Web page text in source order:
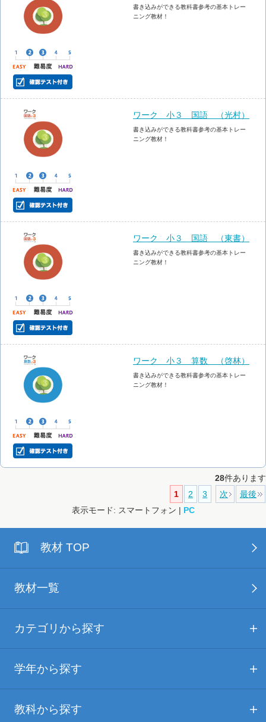
書き込みができる教科書参考の基本トレー
ニング教材！
ワーク 小３ 国語 （光村）
書き込みができる教科書参考の基本トレー
ニング教材！
ワーク 小３ 国語 （東書）
書き込みができる教科書参考の基本トレー
ニング教材！
ワーク 小３ 算数 （啓林）
書き込みができる教科書参考の基本トレー
ニング教材！
28件あります
1
2 3 次
最後
表示モード: スマートフォン | PC
教材 TOP
教材一覧
カテゴリから探す
学年から探す
教科から探す